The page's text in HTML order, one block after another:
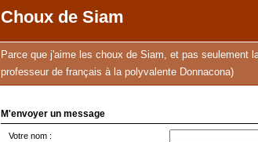
Choux de Siam
Parce que j'aime les choux de Siam, et pas seulement
professeur de français à la polyvalente Donnacona)
M'envoyer un message
Votre nom :